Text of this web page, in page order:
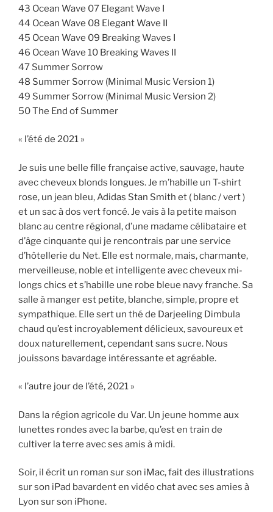
43 Ocean Wave 07 Elegant Wave I
44 Ocean Wave 08 Elegant Wave II
45 Ocean Wave 09 Breaking Waves I
46 Ocean Wave 10 Breaking Waves II
47 Summer Sorrow
48 Summer Sorrow (Minimal Music Version 1)
49 Summer Sorrow (Minimal Music Version 2)
50 The End of Summer
« l’été de 2021 »
Je suis une belle fille française active, sauvage, haute
avec cheveux blonds longues. Je m’habille un T-shirt
rose, un jean bleu, Adidas Stan Smith et ( blanc / vert )
et un sac à dos vert foncé. Je vais à la petite maison
blanc au centre régional, d’une madame célibataire et
d’âge cinquante qui je rencontrais par une service
d’hôtellerie du Net. Elle est normale, mais, charmante,
merveilleuse, noble et intelligente avec cheveux mi-
longs chics et s’habille une robe bleue navy franche. Sa
salle à manger est petite, blanche, simple, propre et
sympathique. Elle sert un thé de Darjeeling Dimbula
chaud qu’est incroyablement délicieux, savoureux et
doux naturellement, cependant sans sucre. Nous
jouissons bavardage intéressante et agréable.
« l’autre jour de l’été, 2021 »
Dans la région agricole du Var. Un jeune homme aux
lunettes rondes avec la barbe, qu’est en train de
cultiver la terre avec ses amis à midi.
Soir, il écrit un roman sur son iMac, fait des illustrations
sur son iPad bavardent en vidéo chat avec ses amies à
Lyon sur son iPhone.